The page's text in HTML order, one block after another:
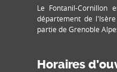
Le Fontanil-Cornillon
département de
partie de Grenoble
Horaires